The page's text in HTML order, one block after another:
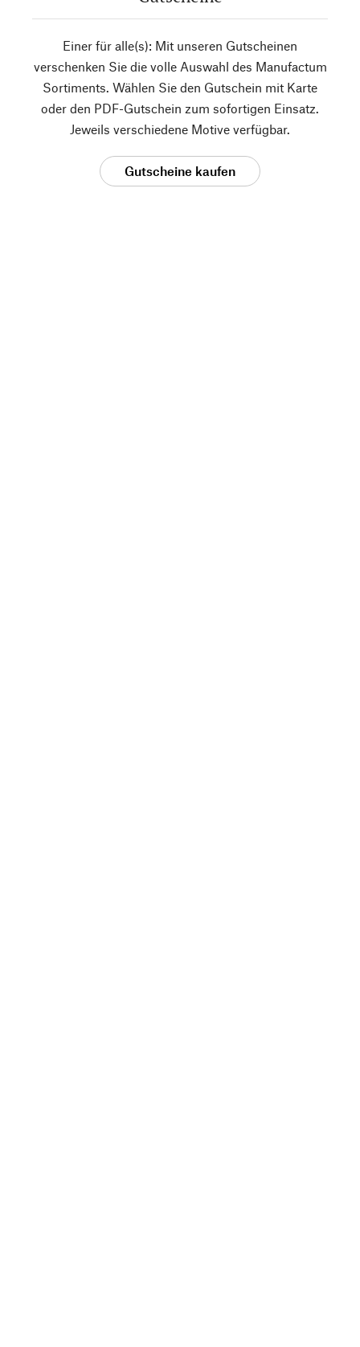
Einer für alle(s): Mit unseren Gutscheinen
verschenken Sie die volle Auswahl des Manufactum
Sortiments. Wählen Sie den Gutschein mit Karte
oder den PDF-Gutschein zum sofortigen Einsatz.
Jeweils verschiedene Motive verfügbar.
Gutscheine kaufen